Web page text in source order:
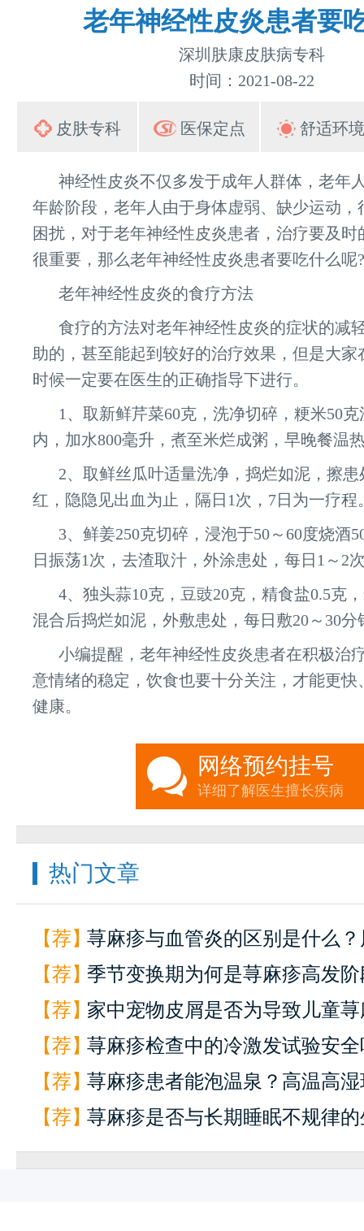
老年神经性皮炎患者要
深圳肤康皮肤病专科
时间：2021-08-22
皮肤专科 医保定点 舒适环境
神经性皮炎不仅多发于成年人群体，老年
年龄阶段，老年人由于身体虚弱、缺少运动，
困扰，对于老年神经性皮炎患者，治疗要及
很重要，那么老年神经性皮炎患者要吃什么呢?
老年神经性皮炎的食疗方法
食疗的方法对老年神经性皮炎的症状的减
助的，甚至能起到较好的治疗效果，但是大
时候一定要在医生的正确指导下进行。
1、取新鲜芹菜60克，洗净切碎，粳米50
内，加水800毫升，煮至米烂成粥，早晚餐温
2、取鲜丝瓜叶适量洗净，捣烂如泥，擦
红，隐隐见出血为止，隔日1次，7日为一疗程
3、鲜姜250克切碎，浸泡于50～60度烧酒
日振荡1次，去渣取汁，外涂患处，每日1～2
4、独头蒜10克，豆豉20克，精食盐0.5克
混合后捣烂如泥，外敷患处，每日敷20～30分
小编提醒，老年神经性皮炎患者在积极治
意情绪的稳定，饮食也要十分关注，才能更快
健康。
网络预约挂号
详细了解医生擅长疾病
热门文章
【荐】荨麻疹与血管炎的区别是什么
损的鉴别要点
【荐】季节变换期为何是荨麻疹高发
【荐】家中宠物皮屑是否为导致儿童
要因素？
【荐】荨麻疹检查中的冷激发试验安
评估
【荐】荨麻疹患者能泡温泉？高温高
官方评估
【荐】荨麻疹是否与长期睡眠不规律
有关？